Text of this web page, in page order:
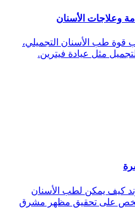
وعلاجات الأسنان
قوة طب الأسنان التجميلي،
مثل عيادة فيترين.
كيف يمكن لطب الأسنان
شخص على تحقيق مظهر مشرق